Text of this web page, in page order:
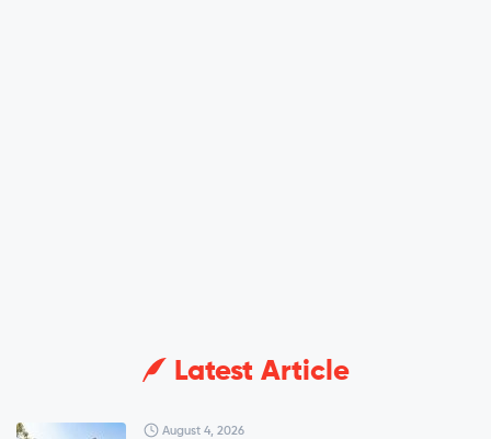
Latest Article
August 4, 2026